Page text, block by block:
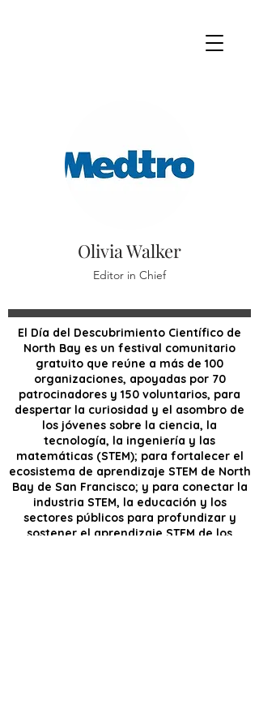
Olivia Walker
Editor in Chief
El Día del Descubrimiento Científico de
North Bay es un festival comunitario
gratuito que reúne a más de 100
organizaciones, apoyadas por 70
patrocinadores y 150 voluntarios, para
despertar la curiosidad y el asombro de
los jóvenes sobre la ciencia, la
tecnología, la ingeniería y las
matemáticas (STEM); para fortalecer el
ecosistema de aprendizaje STEM de North
Bay de San Francisco; y para conectar la
industria STEM, la educación y los
sectores públicos para profundizar y
sostener el aprendizaje STEM de los